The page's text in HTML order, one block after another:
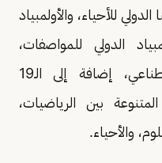
للأحياء، والأولمبياد
الدولي للمواصفات،
والأولمبياد الدولي للذكاء الاصطناعي، إضافة إلى الـ19
بين الرياضيات،
والأحياء.